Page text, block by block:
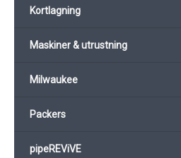
Kortlagning
Maskiner & utrustning
Milwaukee
Packers
pipeREViVE